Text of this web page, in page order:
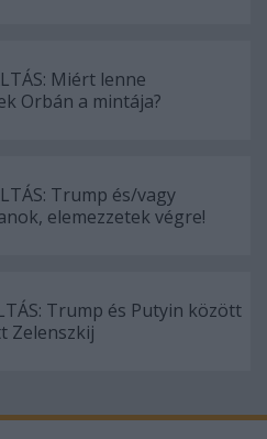
Miért lenne
Orbán a mintája?
Trump és/vagy
elemezzetek végre!
Trump és Putyin között
Zelenszkij